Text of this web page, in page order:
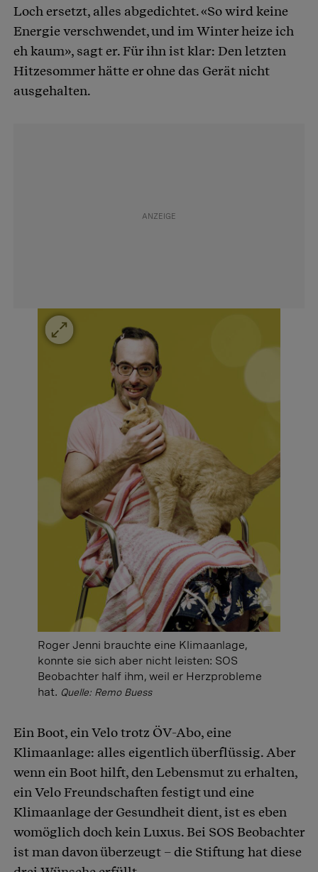
Loch ersetzt, alles abgedichtet. «So wird keine
Energie verschwendet, und im Winter heize ich
eh kaum», sagt er. Für ihn ist klar: Den letzten
Hitzesommer hätte er ohne das Gerät nicht
ausgehalten.
Roger Jenni brauchte eine Klimaanlage,
konnte sie sich aber nicht leisten: SOS
Beobachter half ihm, weil er Herzprobleme
hat. Quelle: Remo Buess
Ein Boot, ein Velo trotz ÖV-Abo, eine
Klimaanlage: alles eigentlich überflüssig. Aber
wenn ein Boot hilft, den Lebensmut zu erhalten,
ein Velo Freundschaften festigt und eine
Klimaanlage der Gesundheit dient, ist es eben
womöglich doch kein Luxus. Bei SOS Beobachter
ist man davon überzeugt – die Stiftung hat diese